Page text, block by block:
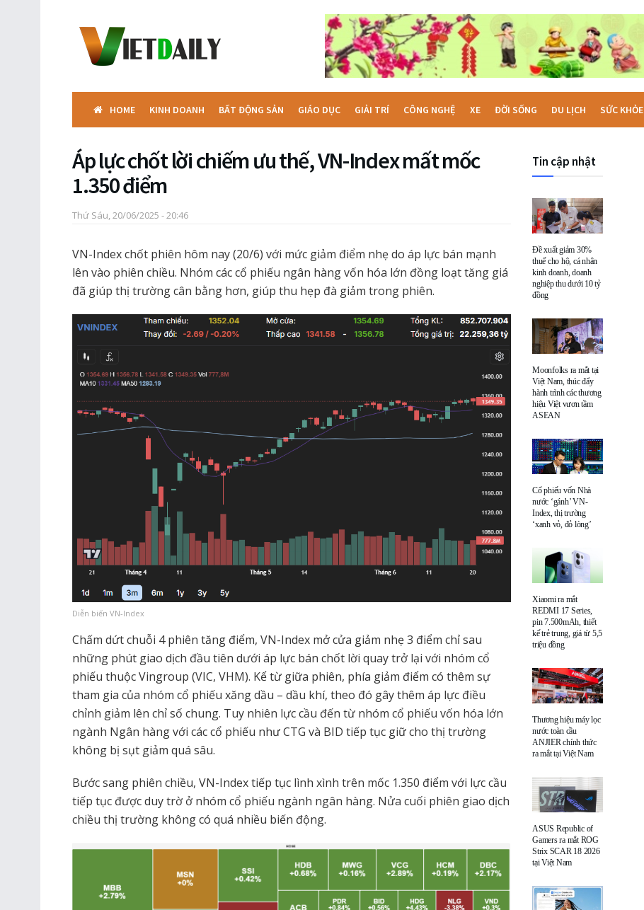
HOME KINH DOANH BẤT ĐỘNG SẢN GIÁO DỤC GIẢI TRÍ CÔNG NGHỆ XE ĐỜI SỐNG DU LỊCH SỨC KHỎE
Áp lực chốt lời chiếm ưu thế, VN-Index mất mốc
1.350 điểm
Thứ Sáu, 20/06/2025 - 20:46
VN-Index chốt phiên hôm nay (20/6) với mức giảm điểm nhẹ do áp lực bán mạnh
lên vào phiên chiều. Nhóm các cổ phiếu ngân hàng vốn hóa lớn đồng loạt tăng giá
đã giúp thị trường cân bằng hơn, giúp thu hẹp đà giảm trong phiên.
Diễn biến VN-Index
Chấm dứt chuỗi 4 phiên tăng điểm, VN-Index mở cửa giảm nhẹ 3 điểm chỉ sau
những phút giao dịch đầu tiên dưới áp lực bán chốt lời quay trở lại với nhóm cổ
phiếu thuộc Vingroup (VIC, VHM). Kể từ giữa phiên, phía giảm điểm có thêm sự
tham gia của nhóm cổ phiếu xăng dầu – dầu khí, theo đó gây thêm áp lực điều
chỉnh giảm lên chỉ số chung. Tuy nhiên lực cầu đến từ nhóm cổ phiếu vốn hóa lớn
ngành Ngân hàng với các cổ phiếu như CTG và BID tiếp tục giữ cho thị trường
không bị sụt giảm quá sâu.
Bước sang phiên chiều, VN-Index tiếp tục lình xình trên mốc 1.350 điểm với lực cầu
tiếp tục được duy trờ ở nhóm cổ phiếu ngành ngân hàng. Nửa cuối phiên giao dịch
chiều thị trường không có quá nhiều biến động.
Tin cập nhật
Đề xuất giảm 30%
thuế cho hộ, cá nhân
kinh doanh, doanh
nghiệp thu dưới 10 tỷ
đồng
Moonfolks ra mắt tại
Việt Nam, thúc đẩy
hành trình các thương
hiệu Việt vươn tầm
ASEAN
Cổ phiếu vốn Nhà
nước ‘gánh’ VN-
Index, thị trường
‘xanh vỏ, đỏ lòng’
Xiaomi ra mắt
REDMI 17 Series,
pin 7.500mAh, thiết
kế trẻ trung, giá từ 5,5
triệu đồng
Thương hiệu máy lọc
nước toàn cầu
ANJIER chính thức
ra mắt tại Việt Nam
ASUS Republic of
Gamers ra mắt ROG
Strix SCAR 18 2026
tại Việt Nam